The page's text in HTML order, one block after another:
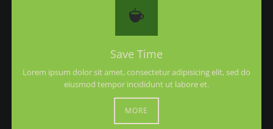
Save Time
Lorem ipsum dolor sit amet, consectetur adipisicing elit, sed do
eiusmod tempor incididunt ut labore et.
MORE